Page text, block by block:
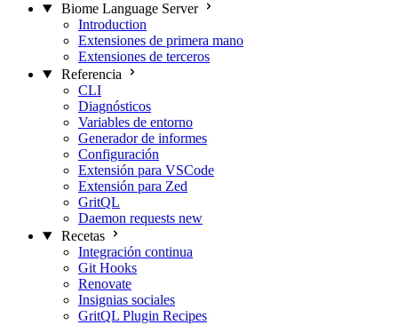
Biome Language Server
Introduction
Extensiones de primera mano
Extensiones de terceros
Referencia
CLI
Diagnósticos
Variables de entorno
Generador de informes
Configuración
Extensión para VSCode
Extensión para Zed
GritQL
Daemon requests new
Recetas
Integración continua
Git Hooks
Renovate
Insignias sociales
GritQL Plugin Recipes